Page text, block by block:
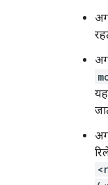
यह